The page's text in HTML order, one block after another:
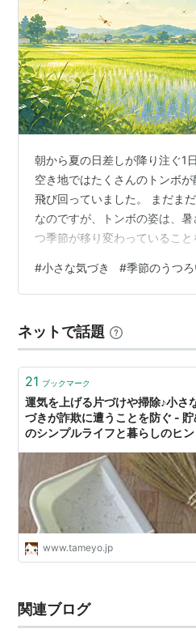
朝から夏の日差しが降り注ぐ1
空き地ではたくさんのトンボが
飛び回っていました。 まだま
なのですが、トンボの姿は、
つ季節が移り変わっているこ
かに移ろいでいく。そんな小さ
た。 私たち自身も日々変化し
して、「変えずに、大切に守
うか？ 今日からお盆休みの連
ゃると思います。これらのこと
#小さな気づき #季節のうつ
ネットで話題
21 ブックマーク
運気を上げる片づけや掃除♪小さ
づきが詐欺に遭うことを防ぐ -
のシンプルライフと暮らしのヒン
www.tameyo.jp
関連ブログ